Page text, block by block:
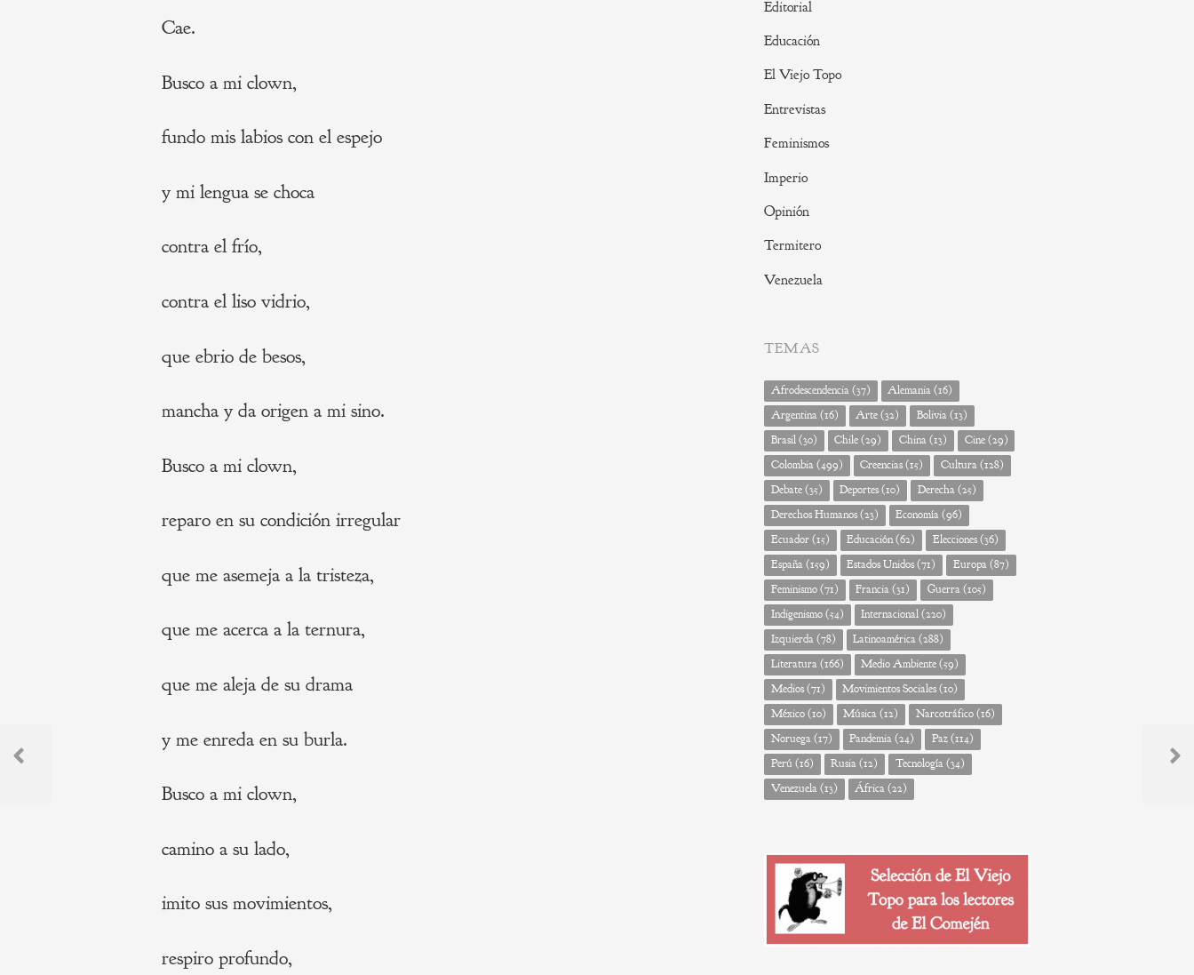
Cae.
Busco a mi clown,
fundo mis labios con el espejo
y mi lengua se choca
contra el frío,
contra el liso vidrio,
que ebrio de besos,
mancha y da origen a mi sino.
Busco a mi clown,
reparo en su condición irregular
que me asemeja a la tristeza,
que me acerca a la ternura,
que me aleja de su drama
y me enreda en su burla.
Busco a mi clown,
camino a su lado,
imito sus movimientos,
respiro profundo,
Navegación
Editorial
Educación
El Viejo Topo
Entrevistas
Feminismos
Imperio
Opinión
Termitero
Venezuela
TEMAS
Afrodescendencia(37) Alemania(16)
Argentina(16) Arte(32) Bolivia(13)
Brasil(30) Chile(29) China(13) Cine(29)
Colombia(499) Creencias(15) Cultura(128)
Debate(35) Deportes(10) Derecha(25)
Derechos Humanos(23) Economía(96)
Ecuador(15) Educación(62) Elecciones(36)
España(159) Estados Unidos(71) Europa(87)
Feminismo(71) Francia(31) Guerra(105)
Indigenismo(54) Internacional(220)
Izquierda(78) Latinoamérica(288)
Literatura(166) Medio Ambiente(59)
Medios(71) Movimientos Sociales(10)
México(10) Música(12) Narcotráfico(16)
Noruega(17) Pandemia(24) Paz(114)
Perú (16) Rusia(12) Tecnología(34)
Venezuela(13) África(22)